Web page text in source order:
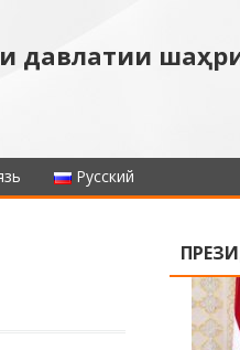
давлатии
Русский